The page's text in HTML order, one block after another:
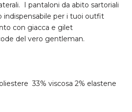
I pantaloni da abito sartoriali
indispensabile per i tuoi outfit
con giacca e gilet
del vero gentleman.
33% viscosa 2% elastene